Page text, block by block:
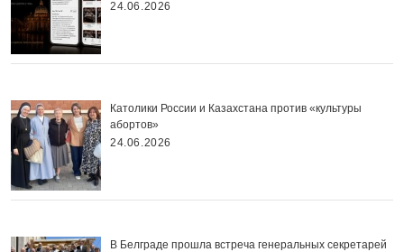
24.06.2026
Католики России и Казахстана против «культуры
абортов»
24.06.2026
В Белграде прошла встреча генеральных секретарей